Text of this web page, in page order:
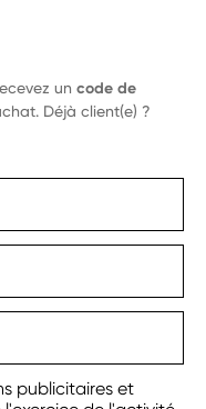
un code de
Déjà client(e) ?
publicitaires et